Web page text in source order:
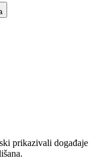
prikazivali događaje